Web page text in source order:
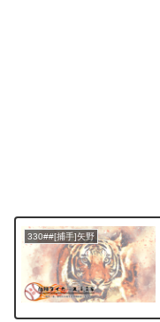
330##[捕手]矢野